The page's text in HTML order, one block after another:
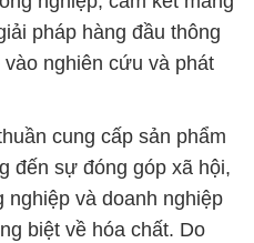
pháp hàng đầu thông
nghiên cứu và phát
cung cấp sản phẩm
đến sự đóng góp xã hội,
nghiệp và doanh nghiệp
biệt về hóa chất. Do